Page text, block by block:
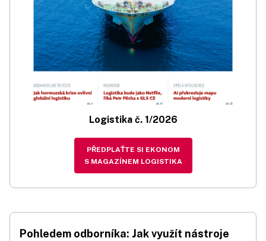
Logistika č. 1/2026
PŘEDPLAŤTE SI EKONOM
S MAGAZÍNEM LOGISTIKA
Pohledem odborníka: Jak využít nástroje